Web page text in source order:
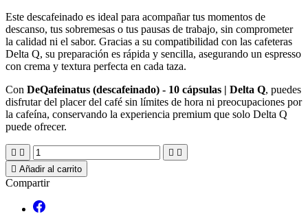
Este descafeinado es ideal para acompañar tus momentos de
descanso, tus sobremesas o tus pausas de trabajo, sin comprometer
la calidad ni el sabor. Gracias a su compatibilidad con las cafeteras
Delta Q, su preparación es rápida y sencilla, asegurando un espresso
con crema y textura perfecta en cada taza.
Con DeQafeinatus (descafeinado) - 10 cápsulas | Delta Q, puedes
disfrutar del placer del café sin límites de hora ni preocupaciones por
la cafeína, conservando la experiencia premium que solo Delta Q
puede ofrecer.
   
 Añadir al carrito
Compartir